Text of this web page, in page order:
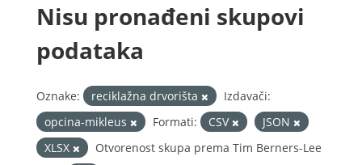
Nisu pronađeni skupovi
podataka
Oznake: reciklažna drvorišta
Izdavači:
opcina-mikleus
Formati: CSV
JSON
XLSX
Otvorenost skupa prema Tim Berners-Lee